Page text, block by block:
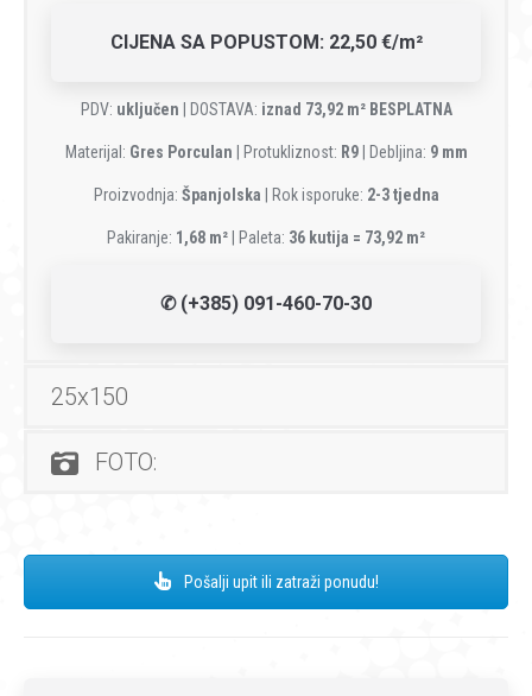
CIJENA SA POPUSTOM: 22,50 €/m²
PDV: uključen | DOSTAVA: iznad 73,92 m² BESPLATNA
Materijal: Gres Porculan | Protukliznost: R9| Debljina: 9 mm
Proizvodnja: Španjolska | Rok isporuke: 2-3 tjedna
Pakiranje: 1,68 m²| Paleta: 36 kutija = 73,92 m²
✆ (+385) 091-460-70-30
25x150
FOTO:
Pošalji upit ili zatraži ponudu!